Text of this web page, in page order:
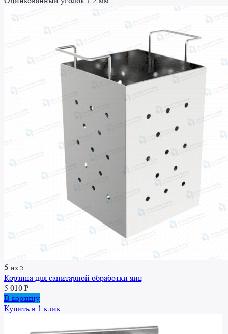
5 из 5
Корзина для санитарной обработки яиц
5 010 ₽
В корзину
Купить в 1 клик